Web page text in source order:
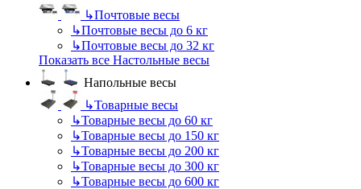
↳Почтовые весы
↳Почтовые весы до 6 кг
↳Почтовые весы до 32 кг
Показать все Настольные весы
Напольные весы
↳Товарные весы
↳Товарные весы до 60 кг
↳Товарные весы до 150 кг
↳Товарные весы до 200 кг
↳Товарные весы до 300 кг
↳Товарные весы до 600 кг